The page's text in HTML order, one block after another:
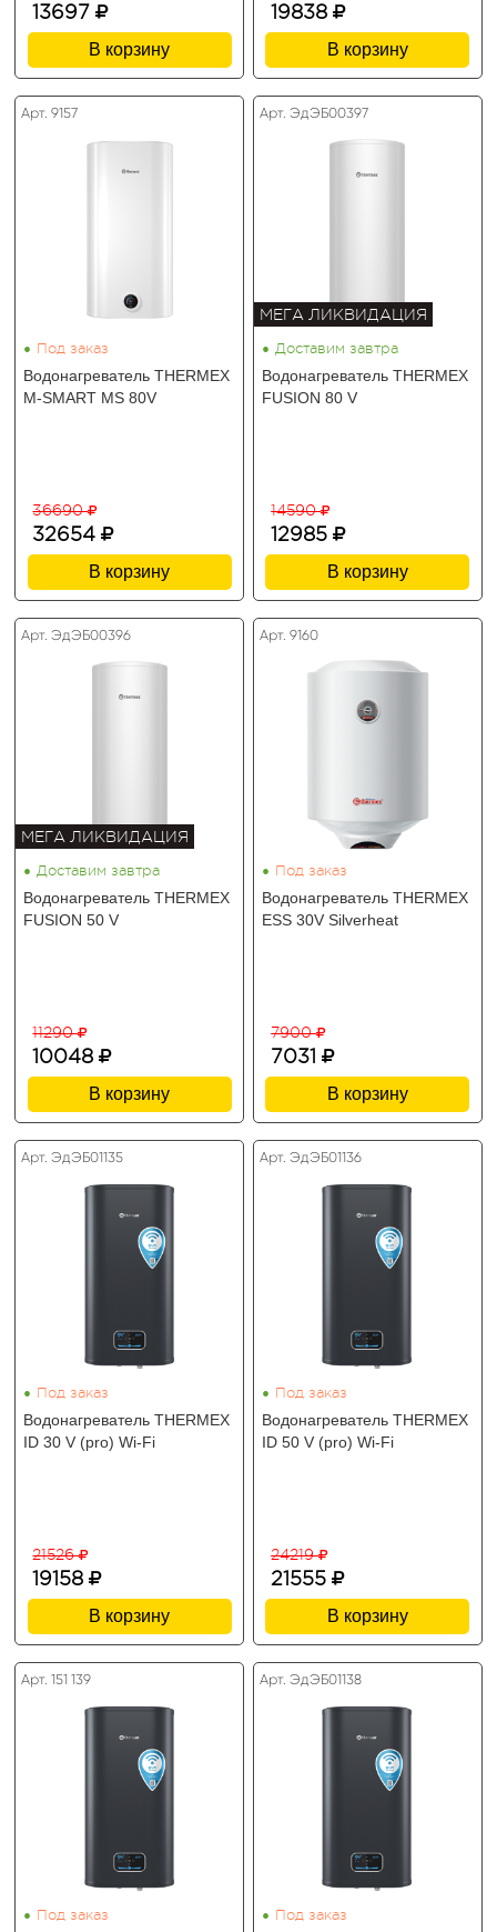
13697
В корзину
19838
В корзину
Арт. 9157
• Под заказ
Водонагреватель THERMEX
M-SMART MS 80V
36690
32654
В корзину
Арт. ЭдЭБ00397
МЕГА ЛИКВИДАЦИЯ
• Доставим завтра
Водонагреватель THERMEX
FUSION 80 V
14590
12985
В корзину
Арт. ЭдЭБ00396
МЕГА ЛИКВИДАЦИЯ
• Доставим завтра
Водонагреватель THERMEX
FUSION 50 V
11290
10048
В корзину
Арт. 9160
• Под заказ
Водонагреватель THERMEX
ESS 30V Silverheat
7900
7031
В корзину
Арт. ЭдЭБ01135
• Под заказ
Водонагреватель THERMEX
ID 30 V (pro) Wi-Fi
21526
19158
В корзину
Арт. ЭдЭБ01136
• Под заказ
Водонагреватель THERMEX
ID 50 V (pro) Wi-Fi
24219
21555
В корзину
Арт. 151 139
• Под заказ
Арт. ЭдЭБ01138
• Под заказ